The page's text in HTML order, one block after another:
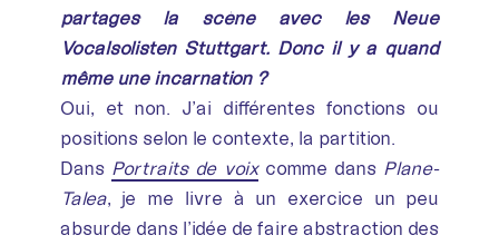
partages la scène avec les Neue
Vocalsolisten Stuttgart. Donc il y a quand
même une incarnation ?
Oui, et non. J’ai différentes fonctions ou
positions selon le contexte, la partition.
Dans Portraits de voixcomme dans Plane-
Talea, je me livre à un exercice un peu
absurde dans l’idée de faire abstraction des